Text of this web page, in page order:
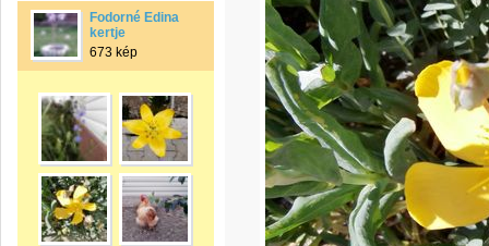
Fodorné Edina
kertje
673 kép